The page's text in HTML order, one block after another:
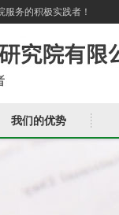
务的积极实践者！
我们的优势